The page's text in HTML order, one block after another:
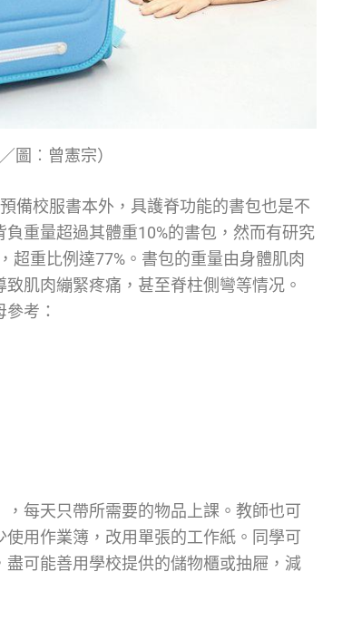
圖︰曾憲宗）
備校服書本外，具護脊功能的書包也是不
重量超過其體重10%的書包，然而有研究
超重比例達77%。書包的重量由身體肌肉
肌肉繃緊疼痛，甚至脊柱側彎等情况。
考：
每天只帶所需要的物品上課。教師也可
用作業簿，改用單張的工作紙。同學可
可能善用學校提供的儲物櫃或抽屜，減